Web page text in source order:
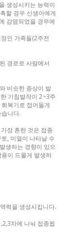
생성시키는 능력이
할 경우 신생아에게
감염되었을 경우에
인 가족들(2주전
경로로 사람에서
비슷한 증상이 발
기침발작이 2~3주
복기로 접어들게
니다.
장 흔한 것은 접종
, 미열이 나타날 수
생하는 경향이 있으
이 드물게 발생하
력을 생성시킵니다.
차에 나눠 접종됩